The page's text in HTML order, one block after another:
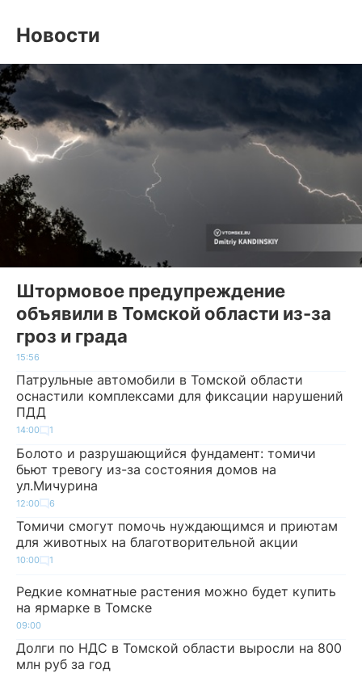
Новости
Штормовое предупреждение
объявили в Томской области из-за
гроз и града
15:56
Патрульные автомобили в Томской области
оснастили комплексами для фиксации нарушений
ПДД
14:00 1
Болото и разрушающийся фундамент: томичи
бьют тревогу из-за состояния домов на
ул.Мичурина
12:00 6
Томичи смогут помочь нуждающимся и приютам
для животных на благотворительной акции
10:00 1
Редкие комнатные растения можно будет купить
на ярмарке в Томске
09:00
Долги по НДС в Томской области выросли на 800
млн руб за год